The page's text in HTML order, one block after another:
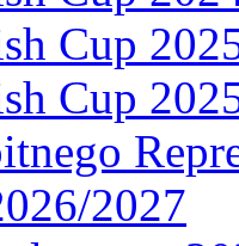
Cup
Cup
2027